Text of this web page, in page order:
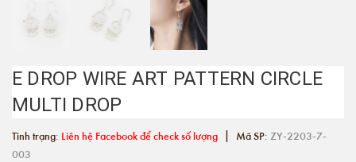
E DROP WIRE ART PATTERN CIRCLE
MULTI DROP
Tình trạng: Liên hệ Facebook để check số lượng | Mã SP: ZY-2203-7-
003